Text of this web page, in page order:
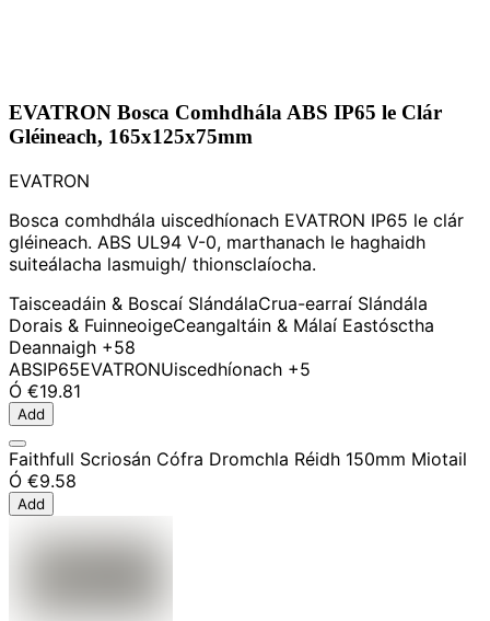
EVATRON Bosca Comhdhála ABS IP65 le Clár
Gléineach, 165x125x75mm
EVATRON
Bosca comhdhála uiscedhíonach EVATRON IP65 le clár
gléineach. ABS UL94 V-0, marthanach le haghaidh
suiteálacha lasmuigh/ thionsclaíocha.
Taisceadáin & Boscaí SlándálaCrua-earraí Slándála
Dorais & FuinneoigeCeangaltáin & Málaí Eastósctha
Deannaigh +58
ABSIP65EVATRONUiscedhíonach +5
Ó €19.81
Add
Faithfull Scriosán Cófra Dromchla Réidh 150mm Miotail
Ó €9.58
Add